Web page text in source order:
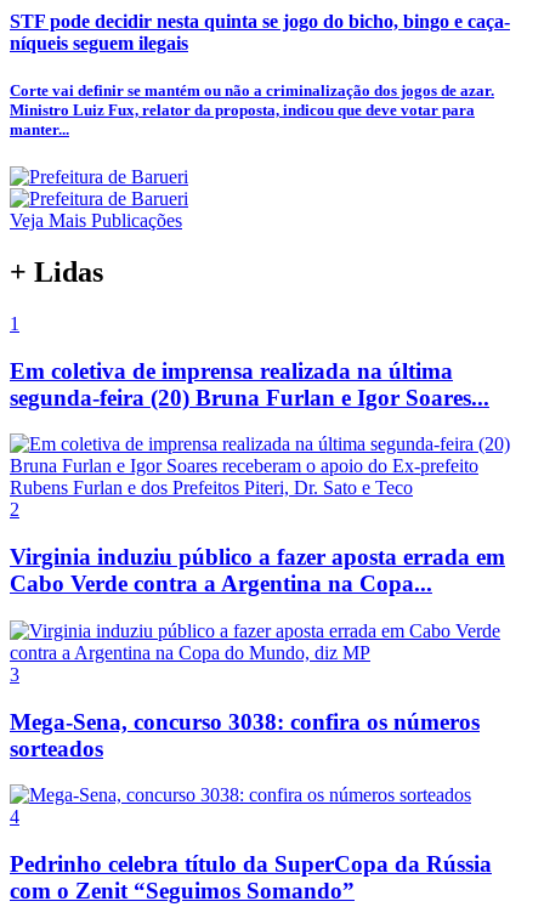
STF pode decidir nesta quinta se jogo do bicho, bingo e caça-
níqueis seguem ilegais
Corte vai definir se mantém ou não a criminalização dos jogos de azar.
Ministro Luiz Fux, relator da proposta, indicou que deve votar para
manter...
Veja Mais Publicações
+ Lidas
1
Em coletiva de imprensa realizada na última
segunda-feira (20) Bruna Furlan e Igor Soares...
2
Virginia induziu público a fazer aposta errada em
Cabo Verde contra a Argentina na Copa...
3
Mega-Sena, concurso 3038: confira os números
sorteados
4
Pedrinho celebra título da SuperCopa da Rússia
com o Zenit “Seguimos Somando”